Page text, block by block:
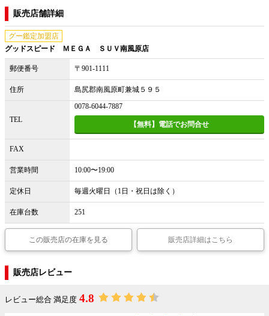
販売店舗詳細
グー鑑定加盟店
グッドスピード ＭＥＧＡ ＳＵＶ南風原店
郵便番号 〒901-1111
住所 島尻郡南風原町兼城５９５
TEL
0078-6044-7887
【無料】電話でお問合せ
FAX
営業時間 10:00〜19:00
定休日 毎週火曜日（1日・祝日は除く）
在庫台数 251
この販売店の在庫を見る 販売店詳細はこちら
販売店レビュー
レビュー総合 満足度 4.8